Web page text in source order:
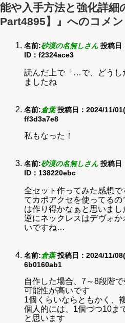
能や入手方法と強化詳細
Part4895】』へのコメン
名前:砂漠の名無しさん 投稿日
ID：f2324ace3
読んだ上で「…で、どうし
ましたね
名前:倉葉 投稿日：2024/11/
ff3d3a7e8
私もなった！
名前:砂漠の名無しさん 投稿日
ID：138220ebc
全セット作ってみた感想で
てカポアクセを使ってる
は作り得かなぁと思いまし
逆にネックレスはデヴォ
いですね…
名前:倉葉 投稿日：2024/11/
6b0160ab1
自作した場合、7～8段階
可能性が高いです
1個くらいならともかく、
個人的には、1個づつ10ま
と思います